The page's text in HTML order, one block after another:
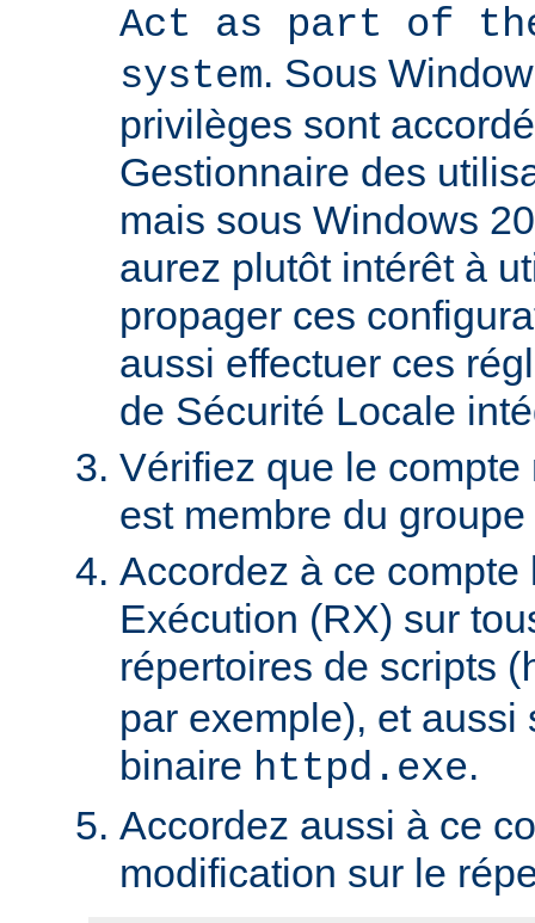
Act as part of
system. Sous
privilèges sont
Gestionnaire des
mais sous Windows
aurez plutôt intérêt à
propager ces
aussi effectuer ces
de Sécurité Locale
Vérifiez que le
est membre du
Accordez à ce
Exécution (RX) sur
répertoires de scripts (
par exemple), et aussi
binaire httpd.exe.
Accordez aussi à ce
modification sur le